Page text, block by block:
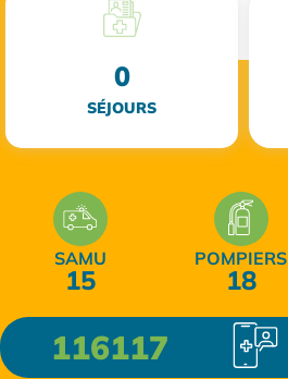
SÉJOURS
0
SAMU
15
POMPIERS
18
116117